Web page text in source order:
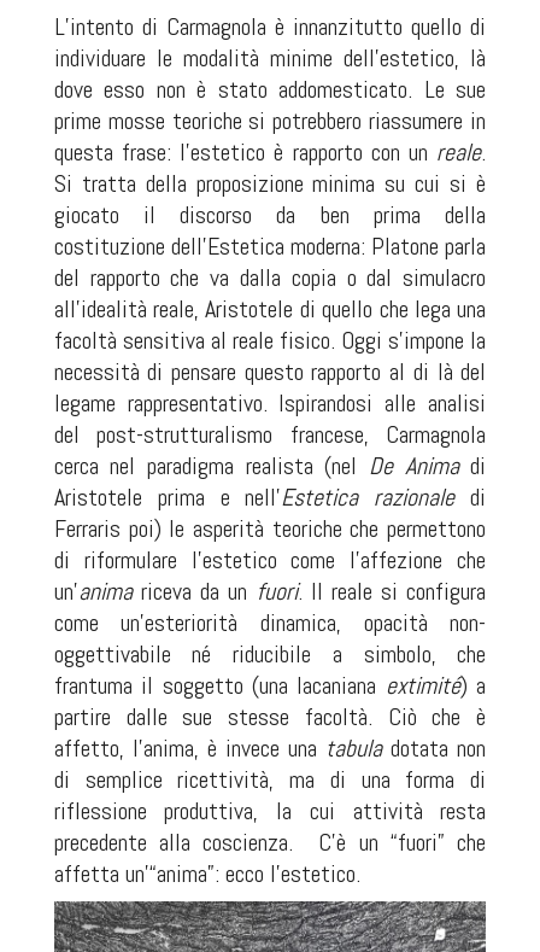
L’intento di Carmagnola è innanzitutto quello di
individuare le modalità minime dell’estetico, là
dove esso non è stato addomesticato. Le sue
prime mosse teoriche si potrebbero riassumere in
questa frase: l’estetico è rapporto con un reale.
Si tratta della proposizione minima su cui si è
giocato il discorso da ben prima della
costituzione dell’Estetica moderna: Platone parla
del rapporto che va dalla copia o dal simulacro
all’idealità reale, Aristotele di quello che lega una
facoltà sensitiva al reale fisico. Oggi s’impone la
necessità di pensare questo rapporto al di là del
legame rappresentativo. Ispirandosi alle analisi
del post-strutturalismo francese, Carmagnola
cerca nel paradigma realista (nel De Animadi
Aristotele prima e nell’Estetica razionaledi
Ferraris poi) le asperità teoriche che permettono
di riformulare l’estetico come l’affezione che
un’anima riceva da un fuori. Il reale si configura
come un’esteriorità dinamica, opacità non-
oggettivabile né riducibile a simbolo, che
frantuma il soggetto (una lacaniana extimité) a
partire dalle sue stesse facoltà. Ciò che è
affetto, l’anima, è invece una tabuladotata non
di semplice ricettività, ma di una forma di
riflessione produttiva, la cui attività resta
precedente alla coscienza.
C’è un “fuori” che
affetta un’“anima”: ecco l’estetico.